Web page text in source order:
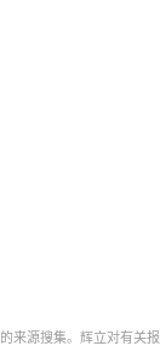
来源搜集。辉立对有关报